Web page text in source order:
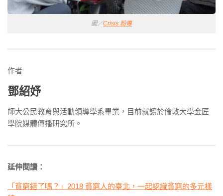
圖／Crisis 粉專
作者
鄧紹妤
師大公民教育與活動領導學系畢業，目前就讀於倫敦大學金匠
學院媒體傳播研究所。
延伸閱讀：
「貧窮錯了嗎？」2018 貧窮人的臺北，一起認識貧窮的多元樣